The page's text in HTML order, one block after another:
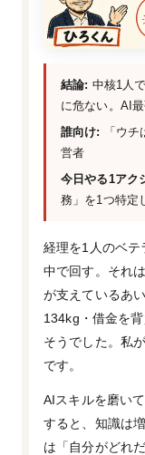
結論: 中核1人
に危ない。AI
誰向け:
「ウ
営者
今日やる1アク
務」を1つ特定
経理を1人のベテ
中で回す。それ
が支えているあ
134kg・借金を
そうでした。私
です。
AIスキルを磨い
すると、知識は
は「自分がどれ